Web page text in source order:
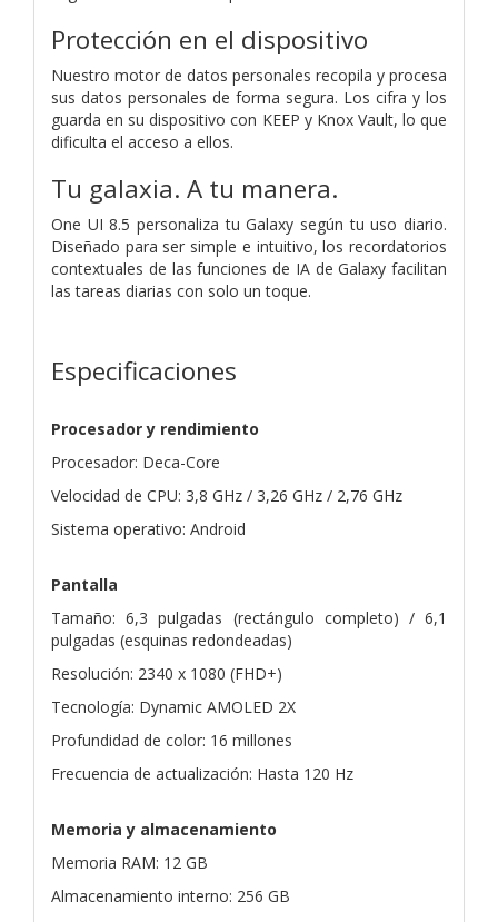
Protección en el dispositivo
Nuestro motor de datos personales recopila y procesa
sus datos personales de forma segura. Los cifra y los
guarda en su dispositivo con KEEP y Knox Vault, lo que
dificulta el acceso a ellos.
Tu galaxia. A tu manera.
One UI 8.5 personaliza tu Galaxy según tu uso diario.
Diseñado para ser simple e intuitivo, los recordatorios
contextuales de las funciones de IA de Galaxy facilitan
las tareas diarias con solo un toque.
Especificaciones
Procesador y rendimiento
Procesador: Deca-Core
Velocidad de CPU: 3,8 GHz / 3,26 GHz / 2,76 GHz
Sistema operativo: Android
Pantalla
Tamaño: 6,3 pulgadas (rectángulo completo) / 6,1
pulgadas (esquinas redondeadas)
Resolución: 2340 x 1080 (FHD+)
Tecnología: Dynamic AMOLED 2X
Profundidad de color: 16 millones
Frecuencia de actualización: Hasta 120 Hz
Memoria y almacenamiento
Memoria RAM: 12 GB
Almacenamiento interno: 256 GB